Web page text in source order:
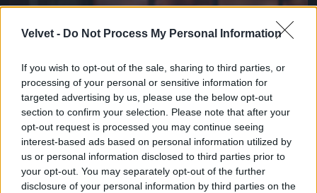
Velvet - Do Not Process My Personal Information
If you wish to opt-out of the sale, sharing to third parties, or
processing of your personal or sensitive information for
targeted advertising by us, please use the below opt-out
section to confirm your selection. Please note that after your
opt-out request is processed you may continue seeing
interest-based ads based on personal information utilized by
us or personal information disclosed to third parties prior to
your opt-out. You may separately opt-out of the further
disclosure of your personal information by third parties on the
Fotó: Szécsi István / Velvet #14